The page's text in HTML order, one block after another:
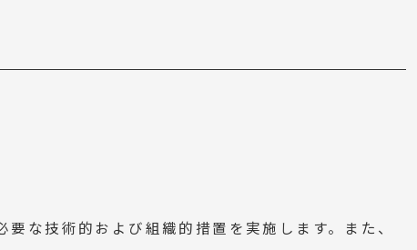
な技術的および組織的措置を実施します。また、